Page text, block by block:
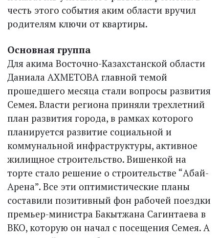
честь этого события аким области вручил
родителям ключи от квартиры.
Основная группа
Для акима Восточно-Казахстанской области
Даниала АХМЕТОВА главной темой
прошедшего месяца стали вопросы развития
Семея. Власти региона приняли трехлетний
план развития города, в рамках которого
планируется развитие социальной и
коммунальной инфраструктуры, активное
жилищное строительство. Вишенкой на
торте стало решение о строительстве “Абай-
Арена”. Все эти оптимистические планы
составили позитивный фон рабочей поездки
премьер-министра Бакытжана Сагинтаева в
ВКО, которую он начал с посещения Семея. А